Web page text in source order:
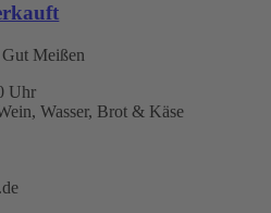
Gut Meißen
Uhr
Wasser, Brot & Käse